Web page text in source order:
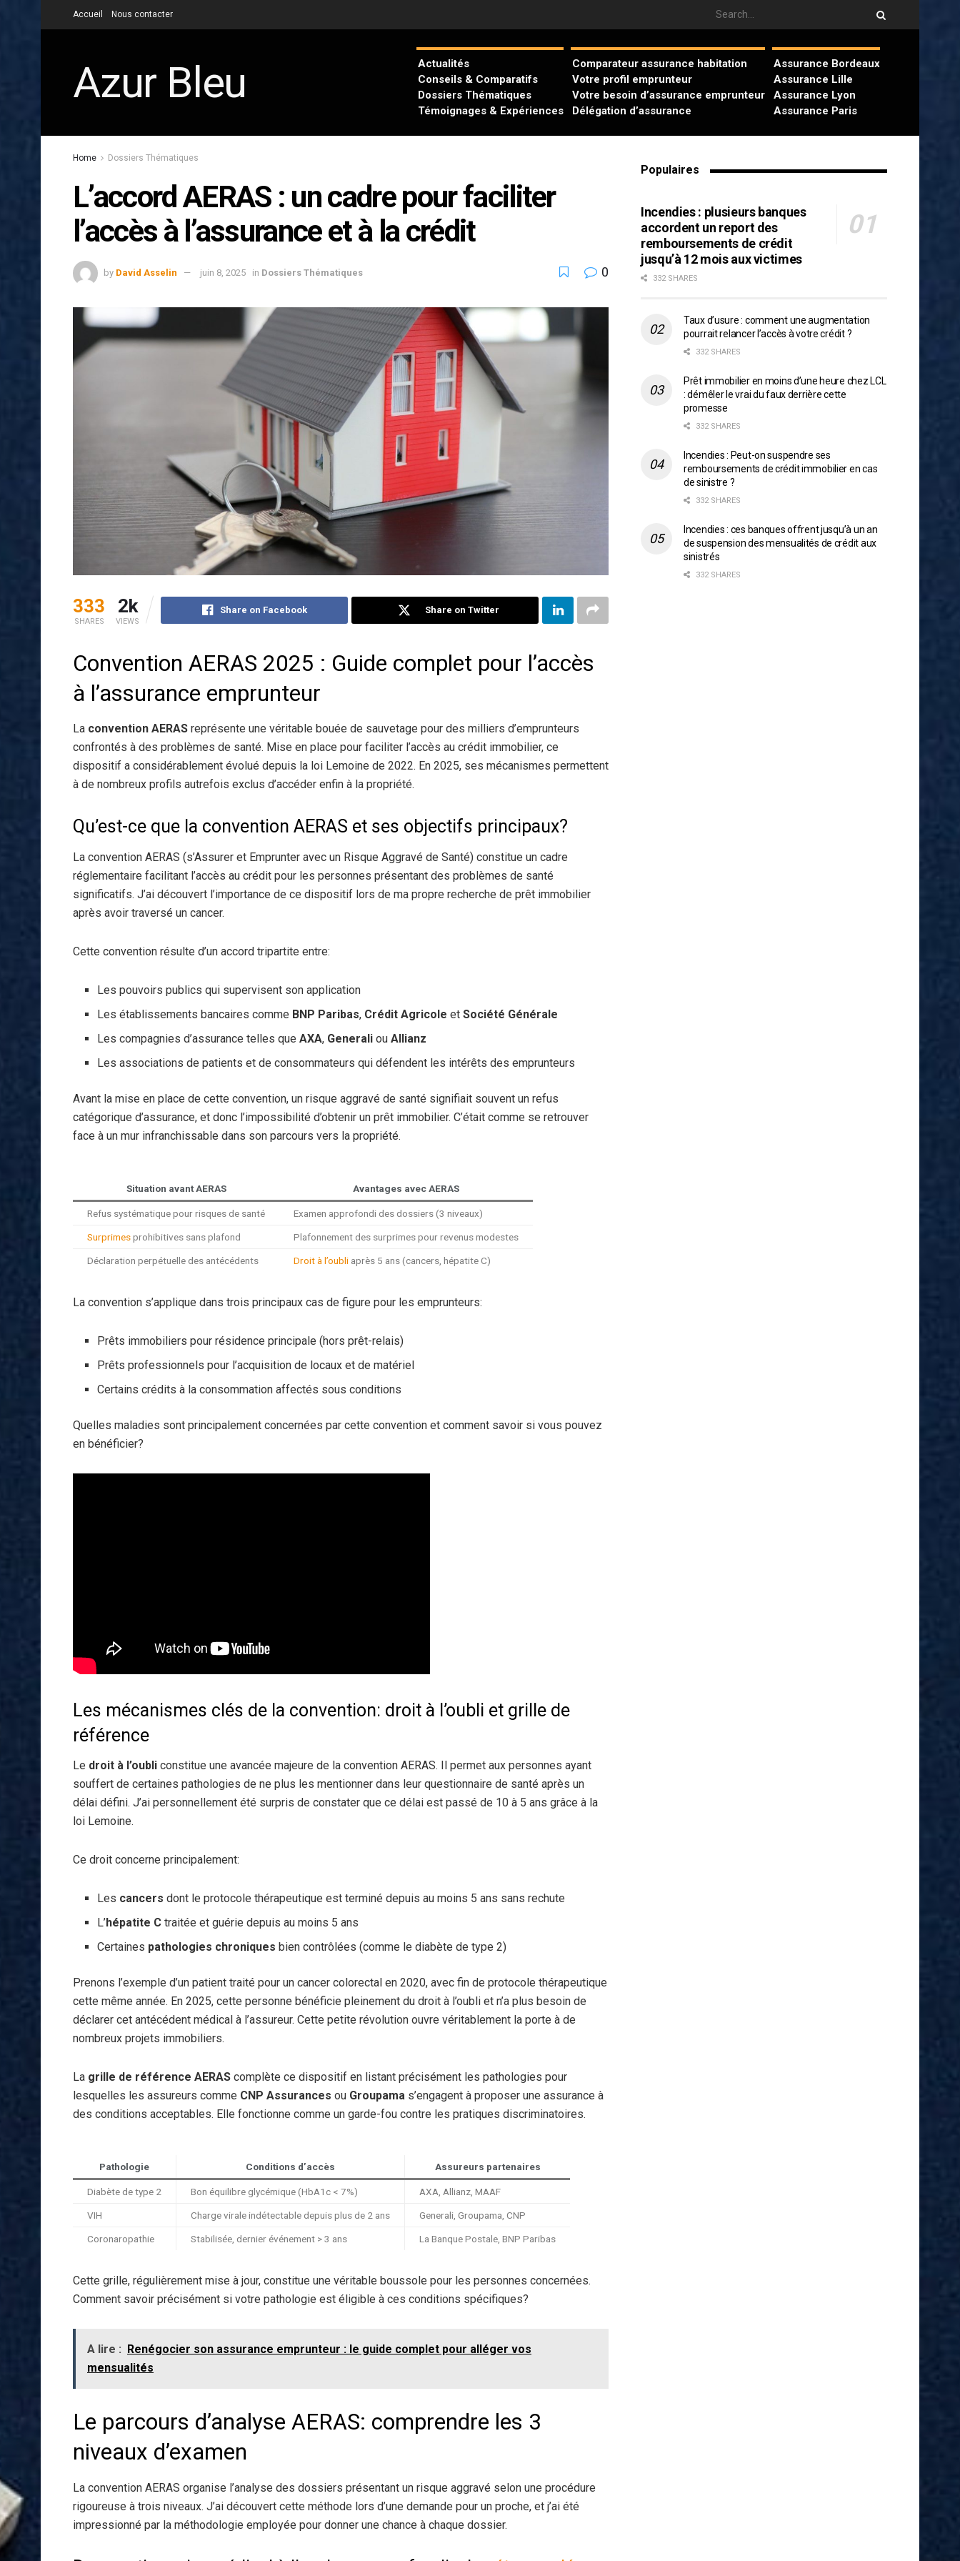
Accueil Nous contacter
Azur Bleu
Actualités
Conseils & Comparatifs
Dossiers Thématiques
Témoignages & Expériences
Comparateur assurance habitation
Votre profil emprunteur
Votre besoin d’assurance emprunteur
Délégation d’assurance
Assurance Bordeaux
Assurance Lille
Assurance Lyon
Assurance Paris
Home Dossiers Thématiques
L’accord AERAS : un cadre pour faciliter
l’accès à l’assurance et à la crédit
by David Asselin juin 8, 2025 in Dossiers Thématiques 0
333
SHARES
2k
VIEWS
Share on Facebook Share on Twitter
Convention AERAS 2025 : Guide complet pour l’accès
à l’assurance emprunteur
La convention AERAS représente une véritable bouée de sauvetage pour des milliers d’emprunteurs
confrontés à des problèmes de santé. Mise en place pour faciliter l’accès au crédit immobilier, ce
dispositif a considérablement évolué depuis la loi Lemoine de 2022. En 2025, ses mécanismes permettent
à de nombreux profils autrefois exclus d’accéder enfin à la propriété.
Qu’est-ce que la convention AERAS et ses objectifs principaux?
La convention AERAS (s’Assurer et Emprunter avec un Risque Aggravé de Santé) constitue un cadre
réglementaire facilitant l’accès au crédit pour les personnes présentant des problèmes de santé
significatifs. J’ai découvert l’importance de ce dispositif lors de ma propre recherche de prêt immobilier
après avoir traversé un cancer.
Cette convention résulte d’un accord tripartite entre:
Les pouvoirs publics qui supervisent son application
Les établissements bancaires comme BNP Paribas, Crédit Agricole etSociété Générale
Les compagnies d’assurance telles queAXA, Generali ouAllianz
Les associations de patients et de consommateurs qui défendent les intérêts des emprunteurs
Avant la mise en place de cette convention, un risque aggravé de santé signifiait souvent un refus
catégorique d’assurance, et donc l’impossibilité d’obtenir un prêt immobilier. C’était comme se retrouver
face à un mur infranchissable dans son parcours vers la propriété.
Situation avant AERAS Avantages avec AERAS
Refus systématique pour risques de santé Examen approfondi des dossiers (3 niveaux)
Surprimesprohibitives sans plafond Plafonnement des surprimes pour revenus modestes
Déclaration perpétuelle des antécédents Droit à l’oubli après 5 ans (cancers, hépatite C)
La convention s’applique dans trois principaux cas de figure pour les emprunteurs:
Prêts immobiliers pour résidence principale (hors prêt-relais)
Prêts professionnels pour l’acquisition de locaux et de matériel
Certains crédits à la consommation affectés sous conditions
Quelles maladies sont principalement concernées par cette convention et comment savoir si vous pouvez
en bénéficier?
Les mécanismes clés de la convention: droit à l’oubli et grille de
référence
Le droit à l’oubli constitue une avancée majeure de la convention AERAS. Il permet aux personnes ayant
souffert de certaines pathologies de ne plus les mentionner dans leur questionnaire de santé après un
délai défini. J’ai personnellement été surpris de constater que ce délai est passé de 10 à 5 ans grâce à la
loi Lemoine.
Ce droit concerne principalement:
Les cancers dont le protocole thérapeutique est terminé depuis au moins 5 ans sans rechute
L’hépatite C traitée et guérie depuis au moins 5 ans
Certaines pathologies chroniques bien contrôlées (comme le diabète de type 2)
Prenons l’exemple d’un patient traité pour un cancer colorectal en 2020, avec fin de protocole thérapeutique
cette même année. En 2025, cette personne bénéficie pleinement du droit à l’oubli et n’a plus besoin de
déclarer cet antécédent médical à l’assureur. Cette petite révolution ouvre véritablement la porte à de
nombreux projets immobiliers.
La grille de référence AERAS complète ce dispositif en listant précisément les pathologies pour
lesquelles les assureurs comme CNP Assurances ou Groupama s’engagent à proposer une assurance à
des conditions acceptables. Elle fonctionne comme un garde-fou contre les pratiques discriminatoires.
Pathologie Conditions d’accès Assureurs partenaires
Diabète de type 2 Bon équilibre glycémique (HbA1c < 7%) AXA, Allianz, MAAF
VIH Charge virale indétectable depuis plus de 2 ans Generali, Groupama, CNP
Coronaropathie Stabilisée, dernier événement > 3 ans La Banque Postale, BNP Paribas
Cette grille, régulièrement mise à jour, constitue une véritable boussole pour les personnes concernées.
Comment savoir précisément si votre pathologie est éligible à ces conditions spécifiques?
A lire :
Renégocier son assurance emprunteur : le guide complet pour alléger vos
mensualités
Le parcours d’analyse AERAS: comprendre les 3
niveaux d’examen
La convention AERAS organise l’analyse des dossiers présentant un risque aggravé selon une procédure
rigoureuse à trois niveaux. J’ai découvert cette méthode lors d’une demande pour un proche, et j’ai été
impressionné par la méthodologie employée pour donner une chance à chaque dossier.
Populaires
Incendies : plusieurs banques
accordent un report des
remboursements de crédit
jusqu’à 12 mois aux victimes
332 SHARES
Taux d’usure : comment une augmentation
pourrait relancer l’accès à votre crédit ?
332 SHARES
Prêt immobilier en moins d’une heure chez LCL
: démêler le vrai du faux derrière cette
promesse
332 SHARES
Incendies : Peut-on suspendre ses
remboursements de crédit immobilier en cas
de sinistre ?
332 SHARES
Incendies : ces banques offrent jusqu’à un an
de suspension des mensualités de crédit aux
sinistrés
332 SHARES